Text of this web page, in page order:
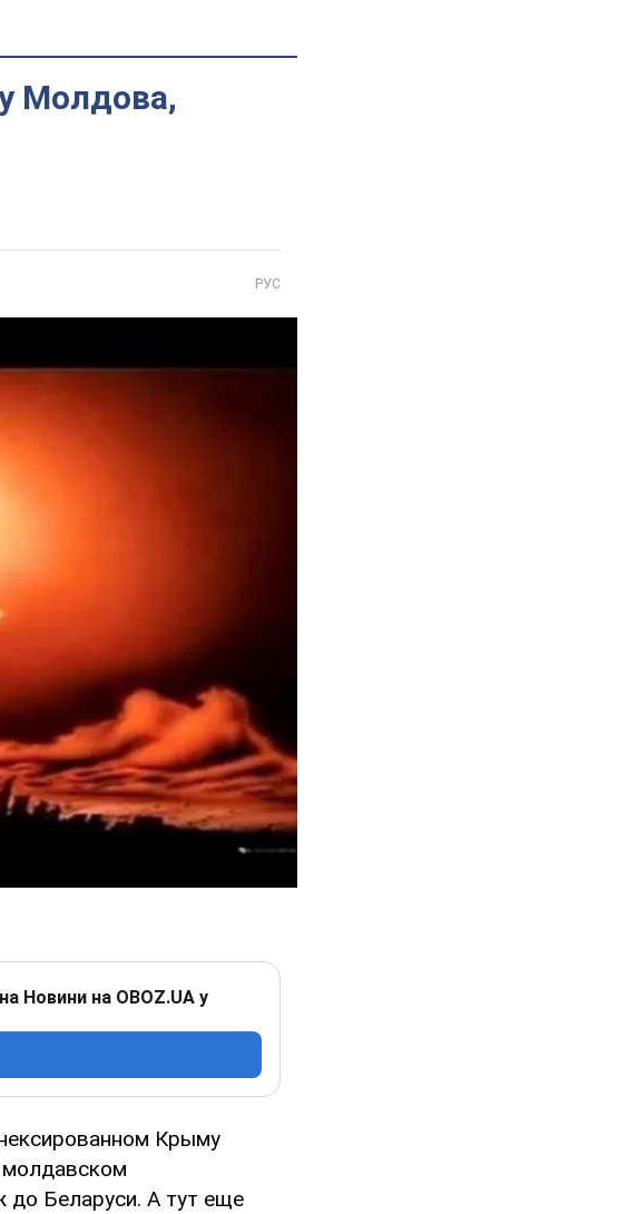
Молдова,
РУС
Новини на OBOZ.UA у
Крыму
до Беларуси. А тут еще